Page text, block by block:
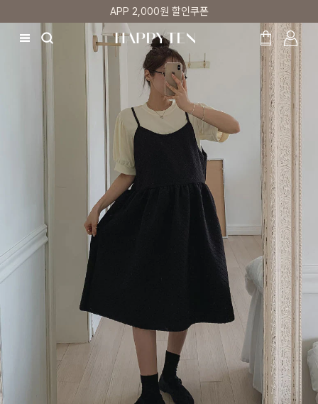
매주 리뷰어 최대 1만원 쿠폰